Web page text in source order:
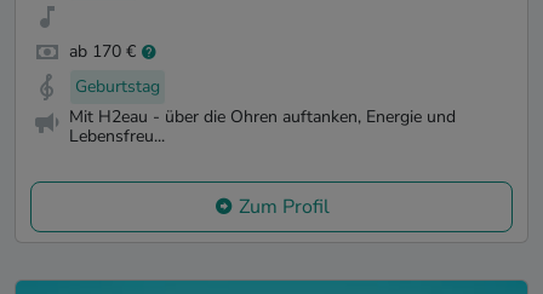
ab 170 €
Geburtstag
Mit H2eau - über die Ohren auftanken, Energie und
Lebensfreu...
Zum Profil